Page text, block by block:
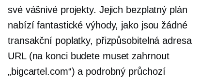
své vášnivé projekty. Jejich bezplatný plán
nabízí fantastické výhody, jako jsou žádné
transakční poplatky, přizpůsobitelná adresa
URL (na konci budete muset zahrnout
„bigcartel.com“) a podrobný průchozí